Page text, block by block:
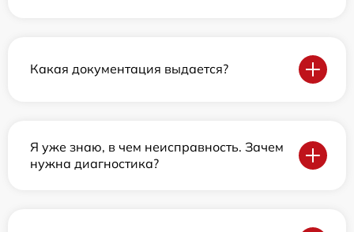
Какая документация выдается?
Я уже знаю, в чем неисправность. Зачем
нужна диагностика?